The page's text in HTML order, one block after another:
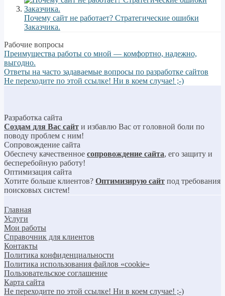
Почему сайт не работает? Стратегические ошибки
Заказчика.
Рабочие вопросы
Преимущества работы со мной — комфортно, надежно,
выгодно.
Ответы на часто задаваемые вопросы по разработке сайтов
Не переходите по этой ссылке! Ни в коем случае! ;-)
Разработка сайта
Создам для Вас сайт и избавлю Вас от головной боли по
поводу проблем с ним!
Сопровождение сайта
Обеспечу качественное сопровождение сайта, его защиту и
бесперебойную работу!
Оптимизация сайта
Хотите больше клиентов? Оптимизирую сайт под требования
поисковых систем!
Главная
Услуги
Мои работы
Справочник для клиентов
Контакты
Политика конфиденциальности
Политика использования файлов «cookie»
Пользовательское соглашение
Карта сайта
Не переходите по этой ссылке! Ни в коем случае! ;-)